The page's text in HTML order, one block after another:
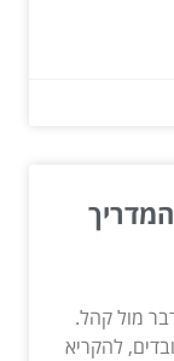
מול קהל.
להקריא